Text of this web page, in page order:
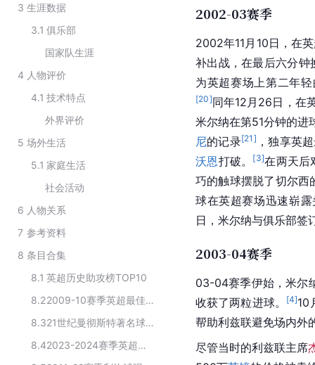
3 生涯数据
3.1 俱乐部
国家队生涯
4 人物评价
4.1 技术特点
外界评价
5 场外生活
5.1 家庭生活
社会活动
6 人物关系
7 参考资料
8 条目合集
8.1 英超历史助攻榜TOP10
8.2
2009-10赛季英超最佳阵容
8.3
21世纪曼彻斯特著名球员
8.4
2023-2024赛季英超布莱顿队球员名单
2002-03赛季
2002年11月10日，在
补出战，在最后六分钟
为英超赛场上第二年
[20]同年12月26日，在
米尔纳在第51分钟的进
尼的记录[21 ] ，独享英
沃恩打破。 [3]在两天后
巧的触球摆脱了切尔西
球在英超赛场迅速崭
日，米尔纳与俱乐部签
2003-04赛季
03-04赛季伊始，米尔
收获了两粒进球。
[4]10
帮助利兹联避免场内外
尽管当时的利兹联主席